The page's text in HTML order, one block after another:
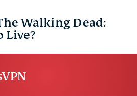
Walking Dead:
Live?